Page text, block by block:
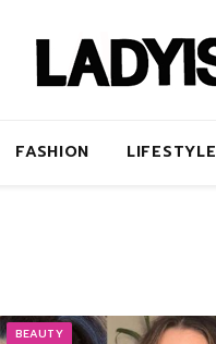
FASHION LIFESTYLE
BEAUTY